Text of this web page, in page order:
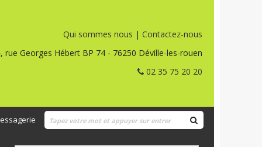
Qui sommes nous | Contactez-nous
rue Georges Hébert BP 74 - 76250 Déville-les-rouen
02 35 75 20 20